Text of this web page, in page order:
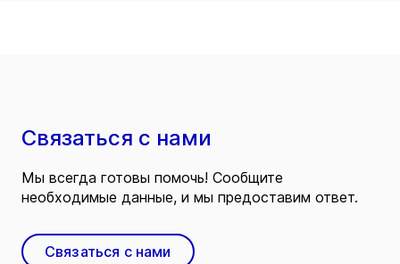
Связаться с нами
Мы всегда готовы помочь! Сообщите
необходимые данные, и мы предоставим ответ.
Связаться с нами